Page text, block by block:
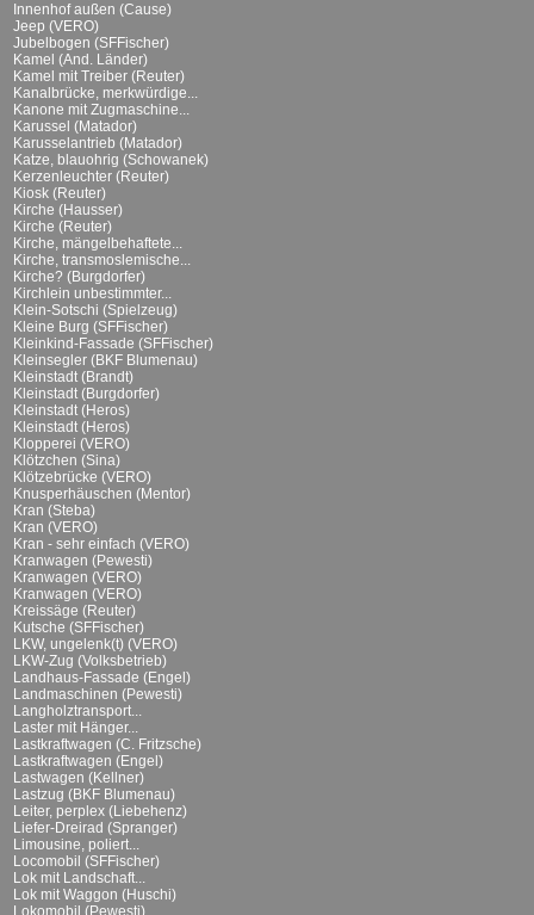
Innenhof außen (Cause)
Jeep (VERO)
Jubelbogen (SFFischer)
Kamel (And. Länder)
Kamel mit Treiber (Reuter)
Kanalbrücke, merkwürdige...
Kanone mit Zugmaschine...
Karussel (Matador)
Karusselantrieb (Matador)
Katze, blauohrig (Schowanek)
Kerzenleuchter (Reuter)
Kiosk (Reuter)
Kirche (Hausser)
Kirche (Reuter)
Kirche, mängelbehaftete...
Kirche, transmoslemische...
Kirche? (Burgdorfer)
Kirchlein unbestimmter...
Klein-Sotschi (Spielzeug)
Kleine Burg (SFFischer)
Kleinkind-Fassade (SFFischer)
Kleinsegler (BKF Blumenau)
Kleinstadt (Brandt)
Kleinstadt (Burgdorfer)
Kleinstadt (Heros)
Kleinstadt (Heros)
Klopperei (VERO)
Klötzchen (Sina)
Klötzebrücke (VERO)
Knusperhäuschen (Mentor)
Kran (Steba)
Kran (VERO)
Kran - sehr einfach (VERO)
Kranwagen (Pewesti)
Kranwagen (VERO)
Kranwagen (VERO)
Kreissäge (Reuter)
Kutsche (SFFischer)
LKW, ungelenk(t) (VERO)
LKW-Zug (Volksbetrieb)
Landhaus-Fassade (Engel)
Landmaschinen (Pewesti)
Langholztransport...
Laster mit Hänger...
Lastkraftwagen (C. Fritzsche)
Lastkraftwagen (Engel)
Lastwagen (Kellner)
Lastzug (BKF Blumenau)
Leiter, perplex (Liebehenz)
Liefer-Dreirad (Spranger)
Limousine, poliert...
Locomobil (SFFischer)
Lok mit Landschaft...
Lok mit Waggon (Huschi)
Lokomobil (Pewesti)